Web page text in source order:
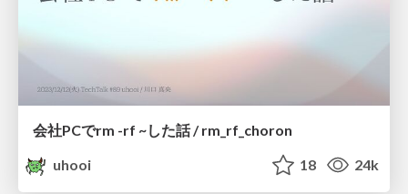
会社PCでrm -rf ~した話 / rm_rf_choron
uhooi
18 24k